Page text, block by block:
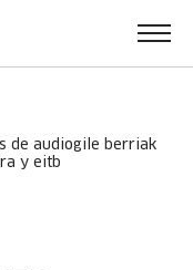
y eitb